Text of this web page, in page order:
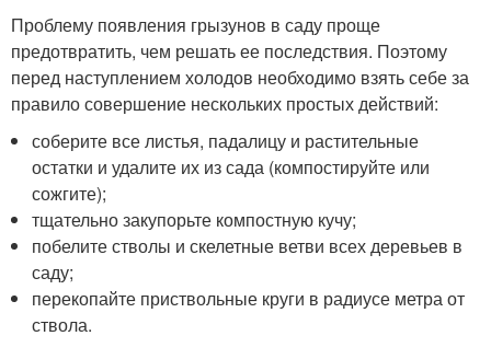
Проблему появления грызунов в саду проще
предотвратить, чем решать ее последствия. Поэтому
перед наступлением холодов необходимо взять себе за
правило совершение нескольких простых действий:
соберите все листья, падалицу и растительные
остатки и удалите их из сада (компостируйте или
сожгите);
тщательно закупорьте компостную кучу;
побелите стволы и скелетные ветви всех деревьев в
саду;
перекопайте приствольные круги в радиусе метра от
ствола.